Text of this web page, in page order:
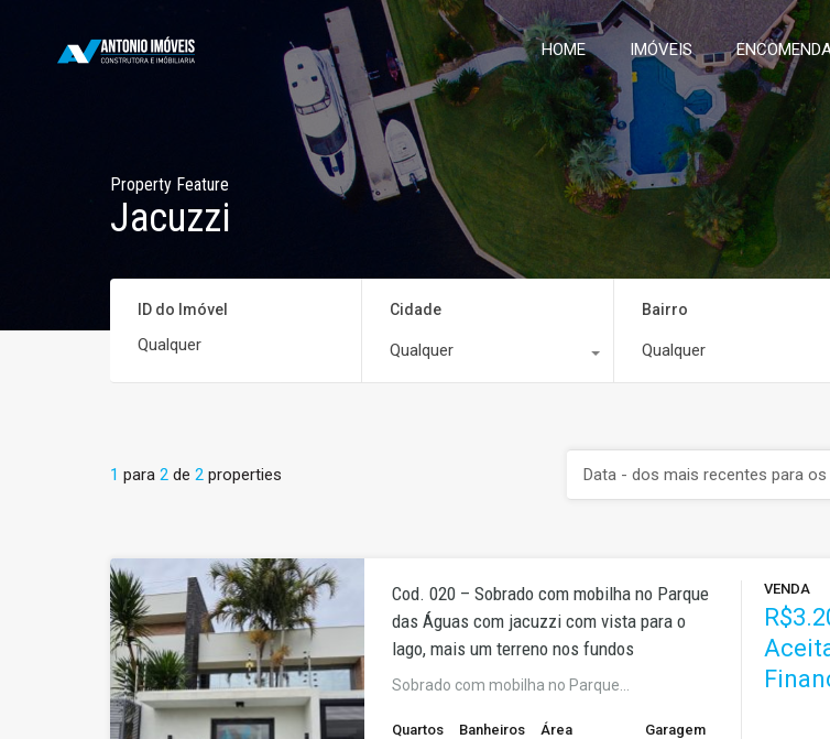
HOME IMÓVEIS
Property Feature
Jacuzzi
ID do Imóvel Cidade
Qualquer
Bairro
Qualquer
1 para 2 de 2 properties Data - dos mais recentes para
Cod. 020 – Sobrado com mobilha no Parque
das Águas com jacuzzi com vista para o
lago, mais um terreno nos fundos
Sobrado com mobilha no Parque…
Quartos Banheiros Área Garagem
VENDA